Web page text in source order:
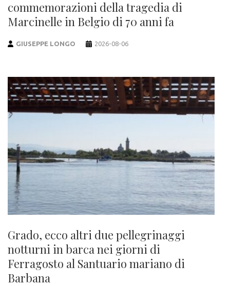
commemorazioni della tragedia di
Marcinelle in Belgio di 70 anni fa
GIUSEPPE LONGO 2026-08-06
Grado, ecco altri due pellegrinaggi
notturni in barca nei giorni di
Ferragosto al Santuario mariano di
Barbana